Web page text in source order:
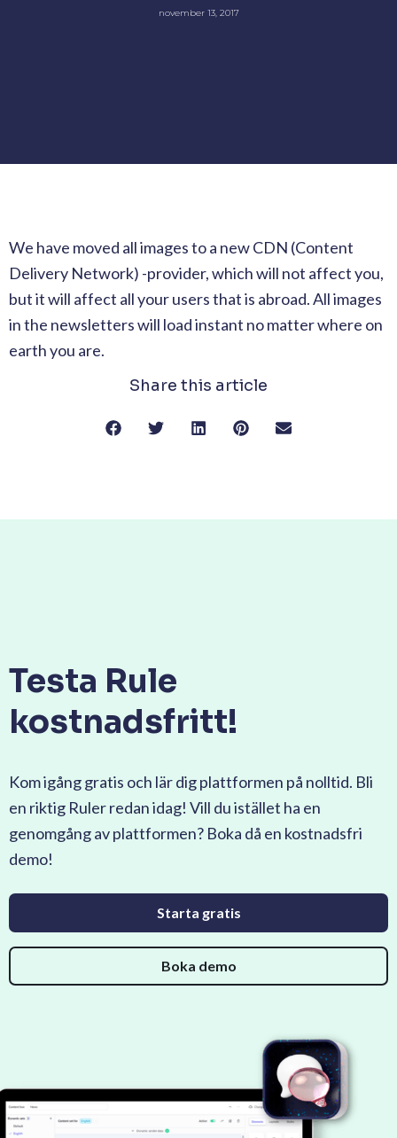
november 13, 2017
We have moved all images to a new CDN (Content
Delivery Network) -provider, which will not affect you,
but it will affect all your users that is abroad. All images
in the newsletters will load instant no matter where on
earth you are.
Share this article
Testa Rule
kostnadsfritt!
Kom igång gratis och lär dig plattformen på nolltid. Bli
en riktig Ruler redan idag! Vill du istället ha en
genomgång av plattformen? Boka då en kostnadsfri
demo!
Starta gratis
Boka demo